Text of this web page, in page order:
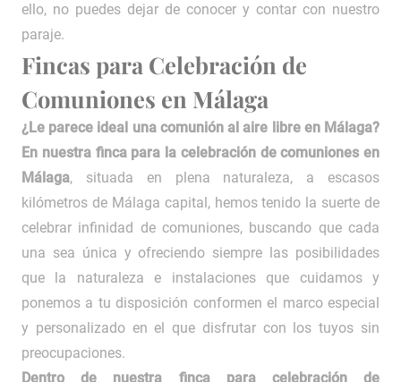
ello, no puedes dejar de conocer y contar con nuestro
paraje.
Fincas para Celebración de
Comuniones en Málaga
¿Le parece ideal una comunión al aire libre en Málaga?
En nuestra finca para la celebración de comuniones en
Málaga, situada en plena naturaleza, a escasos
kilómetros de Málaga capital, hemos tenido la suerte de
celebrar infinidad de comuniones, buscando que cada
una sea única y ofreciendo siempre las posibilidades
que la naturaleza e instalaciones que cuidamos y
ponemos a tu disposición conformen el marco especial
y personalizado en el que disfrutar con los tuyos sin
preocupaciones.
Dentro de nuestra finca para celebración de